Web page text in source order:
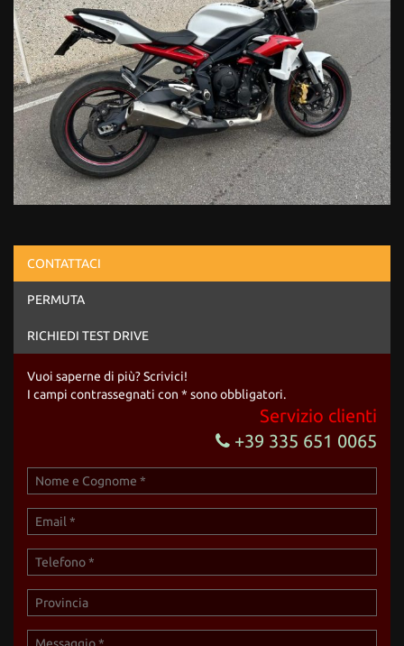
CONTATTACI
PERMUTA
RICHIEDI TEST DRIVE
Vuoi saperne di più? Scrivici!
I campi contrassegnati con * sono obbligatori.
Servizio clienti
+39 335 651 0065